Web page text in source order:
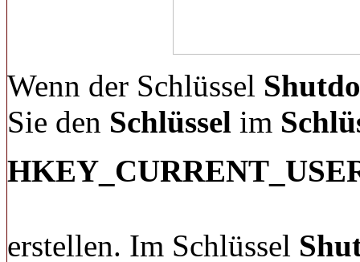
Wenn der Schlüssel
Sie den Schlüssel im
erstellen. Im Schlüssel